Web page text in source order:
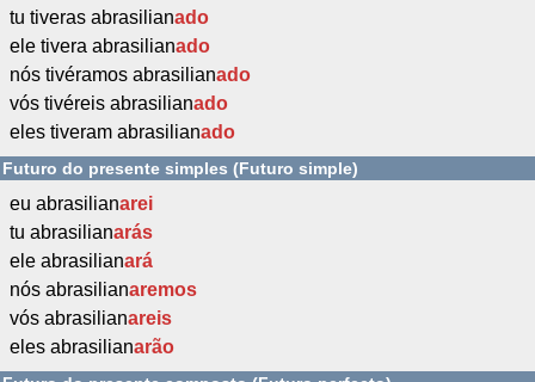
tu tiveras abrasilianado
ele tivera abrasilianado
nós tivéramos abrasilianado
vós tivéreis abrasilianado
eles tiveram abrasilianado
Futuro do presente simples (Futuro simple)
eu abrasilianarei
tu abrasilianarás
ele abrasilianará
nós abrasilianaremos
vós abrasilianareis
eles abrasilianarão